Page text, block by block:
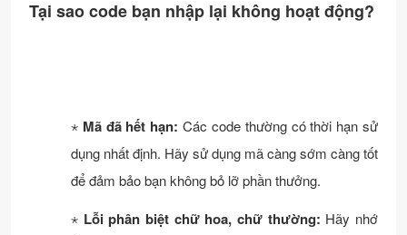
Tại sao code bạn nhập lại không hoạt động?
⋆ Mã đã hết hạn: Các code thường có thời hạn sử
dụng nhất định. Hãy sử dụng mã càng sớm càng tốt
để đảm bảo bạn không bỏ lỡ phần thưởng.
⋆ Lỗi phân biệt chữ hoa, chữ thường: Hãy nhớ